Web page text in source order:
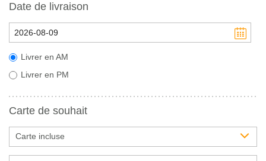
Date de livraison
Livrer en AM
Livrer en PM
Carte de souhait
Carte incluse